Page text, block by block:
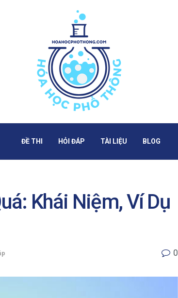
ĐỀ THI HỎI ĐÁP TÀI LIỆU BLOG
Khái Niệm, Ví Dụ
0